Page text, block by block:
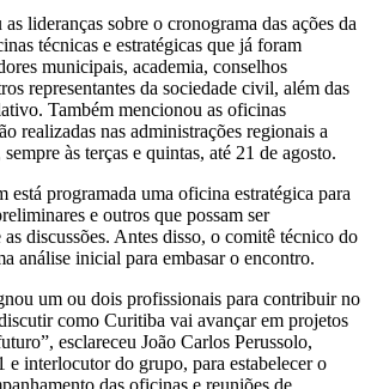
lideranças sobre o cronograma das ações da
técnicas e estratégicas que já foram
municipais, academia, conselhos
representantes da sociedade civil, além das
Também mencionou as oficinas
realizadas nas administrações regionais a
às terças e quintas, até 21 de agosto.
está programada uma oficina estratégica para
e outros que possam ser
discussões. Antes disso, o comitê técnico do
análise inicial para embasar o encontro.
um ou dois profissionais para contribuir no
como Curitiba vai avançar em projetos
esclareceu João Carlos Perussolo,
e interlocutor do grupo, para estabelecer o
das oficinas e reuniões de